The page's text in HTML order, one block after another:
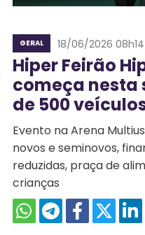
GERAL 18/06/2026 08h14
Hiper Feirão
começa nesta
de 500
Evento na Arena
novos e seminovos,
reduzidas, praça de
crianças